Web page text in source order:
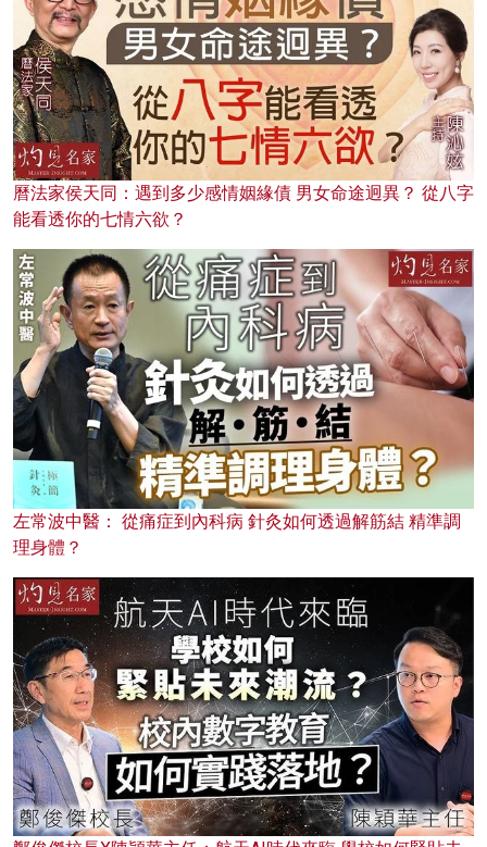
曆法家侯天同：遇到多少感情姻緣債 男女命途迥異？ 從八字
能看透你的七情六欲？
左常波中醫： 從痛症到內科病 針灸如何透過解筋結 精準調
理身體？